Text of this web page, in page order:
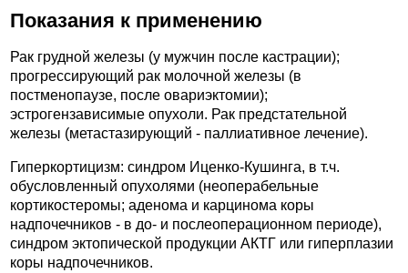
Показания к применению
Рак грудной железы (у мужчин после кастрации);
прогрессирующий рак молочной железы (в
постменопаузе, после овариэктомии);
эстрогензависимые опухоли. Рак предстательной
железы (метастазирующий - паллиативное лечение).
Гиперкортицизм: синдром Иценко-Кушинга, в т.ч.
обусловленный опухолями (неоперабельные
кортикостеромы; аденома и карцинома коры
надпочечников - в до- и послеоперационном периоде),
синдром эктопической продукции АКТГ или гиперплазии
коры надпочечников.